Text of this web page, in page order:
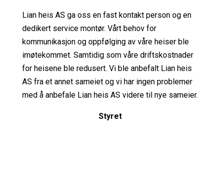
Lian heis AS ga oss en fast kontakt person og en
dedikert service montør. Vårt behov for
kommunikasjon og oppfølging av våre heiser ble
imøtekommet. Samtidig som våre driftskostnader
for heisene ble redusert. Vi ble anbefalt Lian heis
AS fra et annet sameiet og vi har ingen problemer
med å anbefale Lian heis AS videre til nye sameier.
Styret